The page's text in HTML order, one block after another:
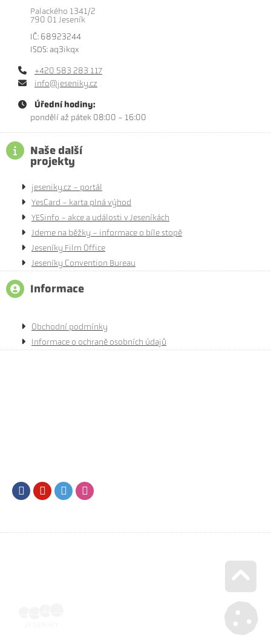
Palackého 1341/2
790 01 Jeseník
IČ: 68923244
ISDS: aq3ikqx
+420 583 283 117
info@jeseniky.cz
Úřední hodiny:
pondělí až pátek 08:00 - 16:00
Naše další
projekty
jeseniky.cz - portál
YesCard - karta plná výhod
YESinfo - akce a události v Jeseníkách
Jdeme na běžky - informace o bíle stopě
Jeseníky Film Office
Jeseníky Convention Bureau
Informace
Obchodní podmínky
Informace o ochraně osobních údajů
FacebookYoutubeTwitter
Go